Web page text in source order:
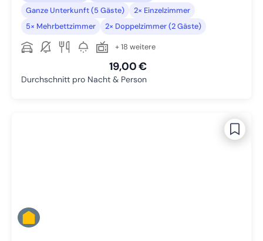
Ganze Unterkunft (5 Gäste)
2× Einzelzimmer
5× Mehrbettzimmer
2× Doppelzimmer (2 Gäste)
+ 18 weitere
19,00 €
Durchschnitt pro Nacht & Person